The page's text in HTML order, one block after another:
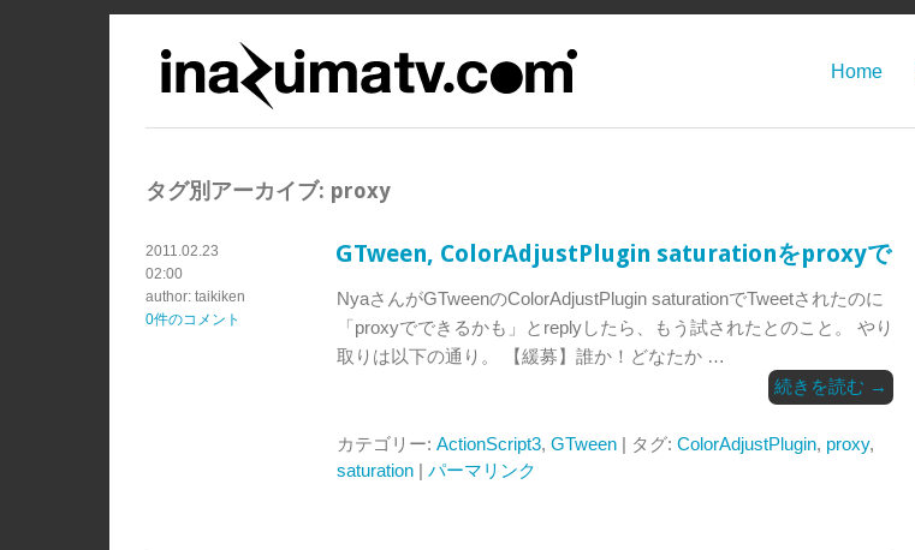
Home
タグ別アーカイブ: proxy
2011.02.23
02:00
author: taikiken
0件のコメント
GTween, ColorAdjustPlugin saturationをproxyで
NyaさんがGTweenのColorAdjustPlugin saturationでTweetされたのに
「proxyでできるかも」とreplyしたら、もう試されたとのこと。 やり
取りは以下の通り。 【緩募】誰か！どなたか …
続きを読む →
カテゴリー: ActionScript3, GTween| タグ: ColorAdjustPlugin, proxy,
saturation| パーマリンク